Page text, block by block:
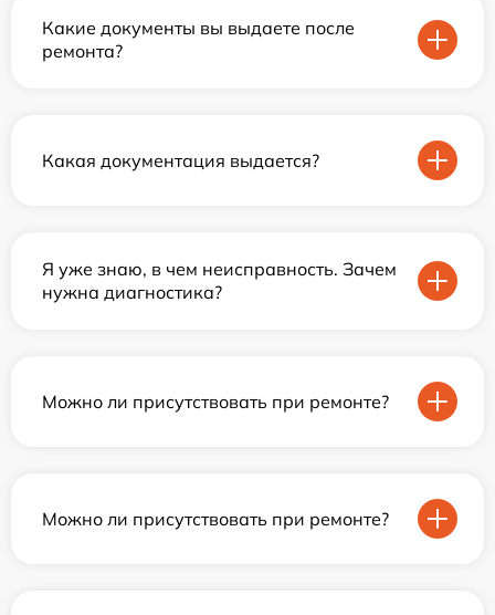
Какие документы вы выдаете после
ремонта?
Какая документация выдается?
Я уже знаю, в чем неисправность. Зачем
нужна диагностика?
Можно ли присутствовать при ремонте?
Можно ли присутствовать при ремонте?